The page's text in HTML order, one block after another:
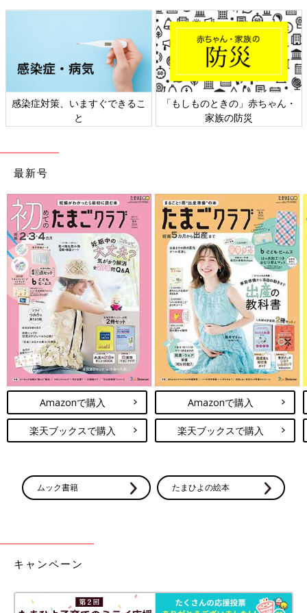
感染症対策、いますぐできるこ
と
「もしものときの」赤ちゃん・
家族の防災
最新号
Amazonで購入
楽天ブックスで購入
Amazonで購入
楽天ブックスで購入
ムック書籍 たまひよの絵本
キャンペーン